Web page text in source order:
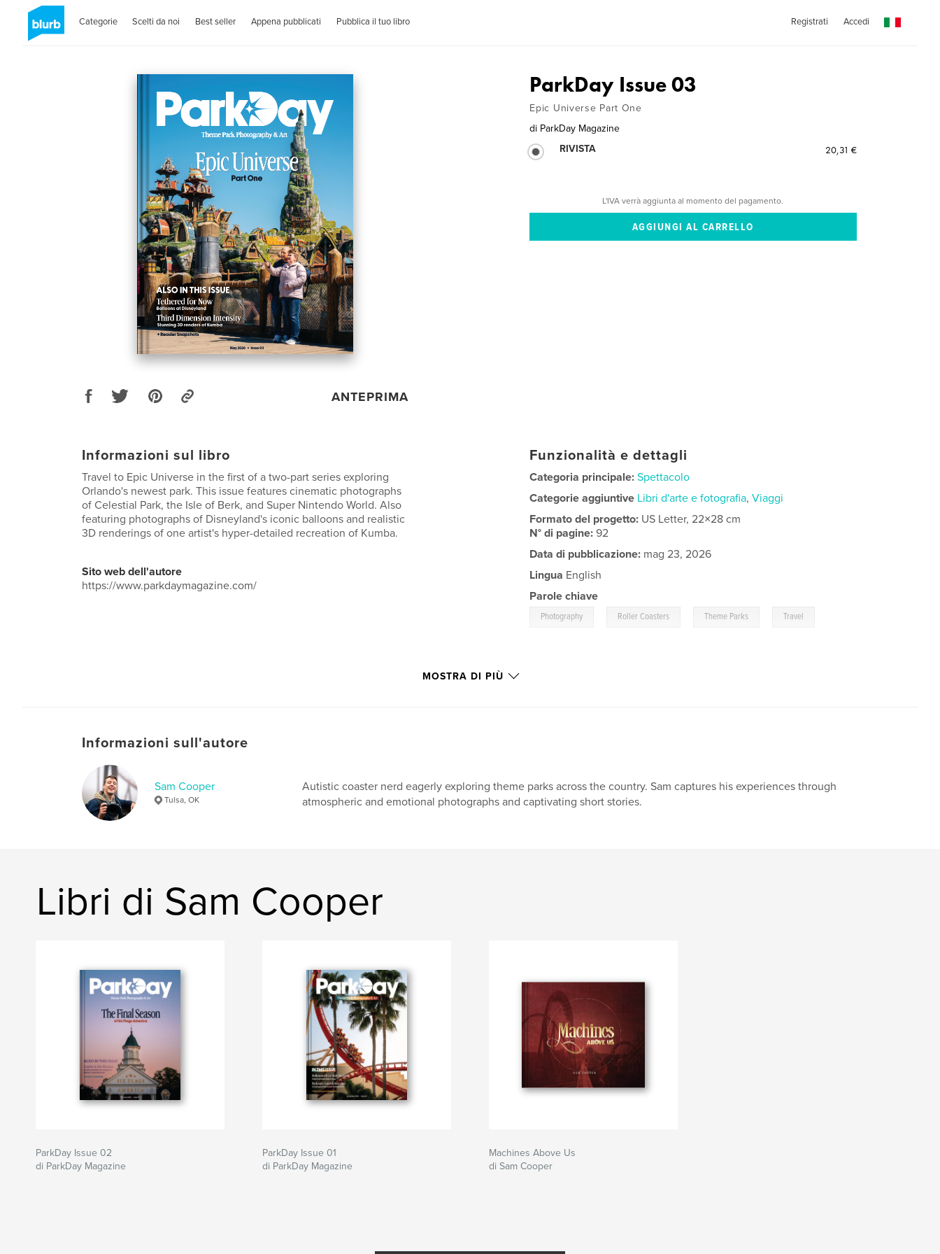
Categorie Scelti da noi Best seller Appena pubblicati Pubblica il tuo libro Registrati Accedi
ANTEPRIMA
ParkDay Issue 03
Epic Universe Part One
di ParkDay Magazine
RIVISTA
20,31 €
L'IVA verrà aggiunta al momento del pagamento.
Informazioni sul libro
Travel to Epic Universe in the first of a two-part series exploring
Orlando's newest park. This issue features cinematic photographs
of Celestial Park, the Isle of Berk, and Super Nintendo World. Also
featuring photographs of Disneyland's iconic balloons and realistic
3D renderings of one artist's hyper-detailed recreation of Kumba.
Sito web dell'autore
https://www.parkdaymagazine.com/
Funzionalità e dettagli
Categoria principale: Spettacolo
Categorie aggiuntive Libri d'arte e fotografia,Viaggi
Formato del progetto: US Letter, 22×28 cm
N° di pagine:92
Data di pubblicazione: mag 23, 2026
Lingua English
Parole chiave
Photography Roller Coasters Theme Parks Travel
MOSTRA DI PIÙ
Informazioni sull'autore
Sam Cooper
Tulsa, OK
Autistic coaster nerd eagerly exploring theme parks across the country. Sam captures his experiences through
atmospheric and emotional photographs and captivating short stories.
Libri di Sam Cooper
ParkDay Issue 02
di ParkDay Magazine
ParkDay Issue 01
di ParkDay Magazine
Machines Above Us
di Sam Cooper